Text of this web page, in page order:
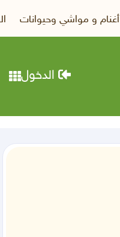
أغنام و مواشي وحيوانات
الدخول